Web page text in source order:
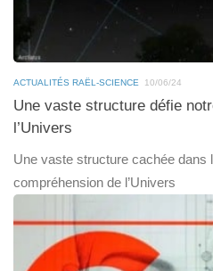
ACTUALITÉS RAËL-SCIENCE 10/06/24
Une vaste structure défie
l’Univers
Une vaste structure cachée dans
compréhension de l’Univers